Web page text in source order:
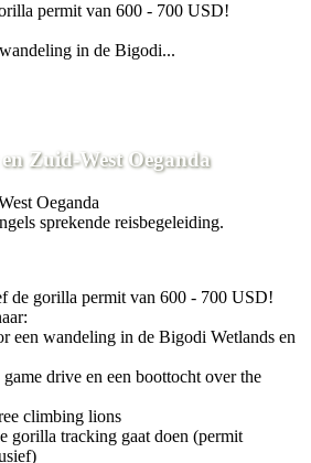
permit van 600 - 700 USD!
in de Bigodi...
Zuid-West Oeganda
sprekende reisbegeleiding.
de gorilla permit van 600 - 700 USD!
een wandeling in de Bigodi Wetlands en
drive en een boottocht over the
climbing lions
gorilla tracking gaat doen (permit